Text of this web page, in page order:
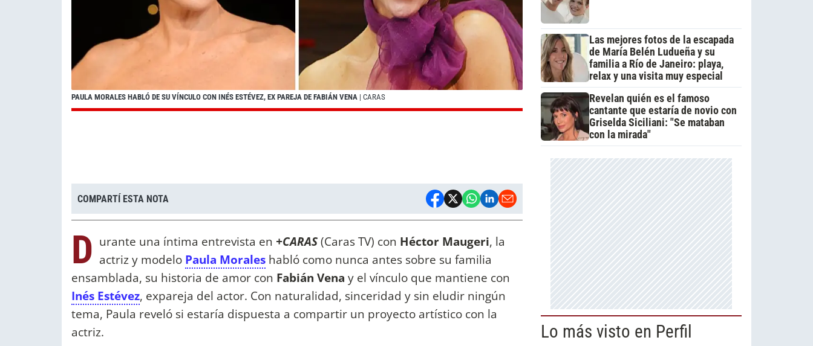
PAULA MORALES HABLÓ DE SU VÍNCULO CON INÉS ESTÉVEZ, EX PAREJA DE FABIÁN VENA | CARAS
COMPARTÍ ESTA NOTA
D urante una íntima entrevista en +CARAS(Caras TV) con Héctor Maugeri, la
actriz y modelo Paula Morales habló como nunca antes sobre su familia
ensamblada, su historia de amor con Fabián Vena y el vínculo que mantiene con
Inés Estévez, expareja del actor. Con naturalidad, sinceridad y sin eludir ningún
tema, Paula reveló si estaría dispuesta a compartir un proyecto artístico con la
actriz.
Las mejores fotos de la escapada
de María Belén Ludueña y su
familia a Río de Janeiro: playa,
relax y una visita muy especial
Revelan quién es el famoso
cantante que estaría de novio con
Griselda Siciliani: "Se mataban
con la mirada"
Lo más visto en Perfil